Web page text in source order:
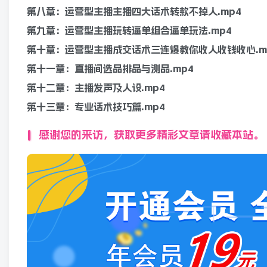
第八章：运营型主播主播四大话术转款不掉人.mp4
第九章：运营型主播玩转逼单组合逼单玩法.mp4
第十章：运营型主播成交话术三连爆教你收人收钱收心
第十一章：直播间选品排品与测品.mp4
第十二章：主播发声及人设.mp4
第十三章：专业话术技巧篇.mp4
感谢您的来访，获取更多精彩文章请收藏本站。